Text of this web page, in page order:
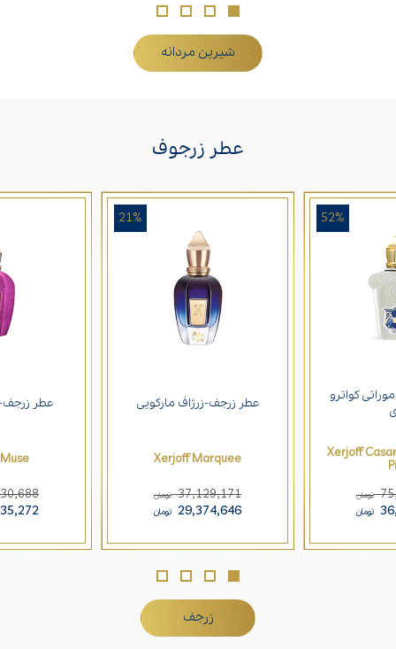
شیرین مردانه
عطر زرجوف
52%
کواترو
Xerjoff
تومان
تومان
21%
عطر زرجف-زرژاف مارکویی
Xerjoff Marquee
37,129,171 تومان
29,374,646 تومان
عطر
زرجف